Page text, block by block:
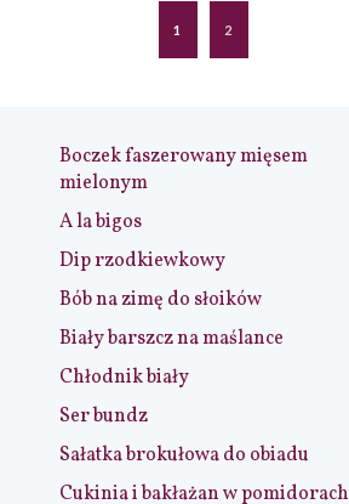
1 2
Boczek faszerowany mięsem
mielonym
A la bigos
Dip rzodkiewkowy
Bób na zimę do słoików
Biały barszcz na maślance
Chłodnik biały
Ser bundz
Sałatka brokułowa do obiadu
Cukinia i bakłażan w pomidorach